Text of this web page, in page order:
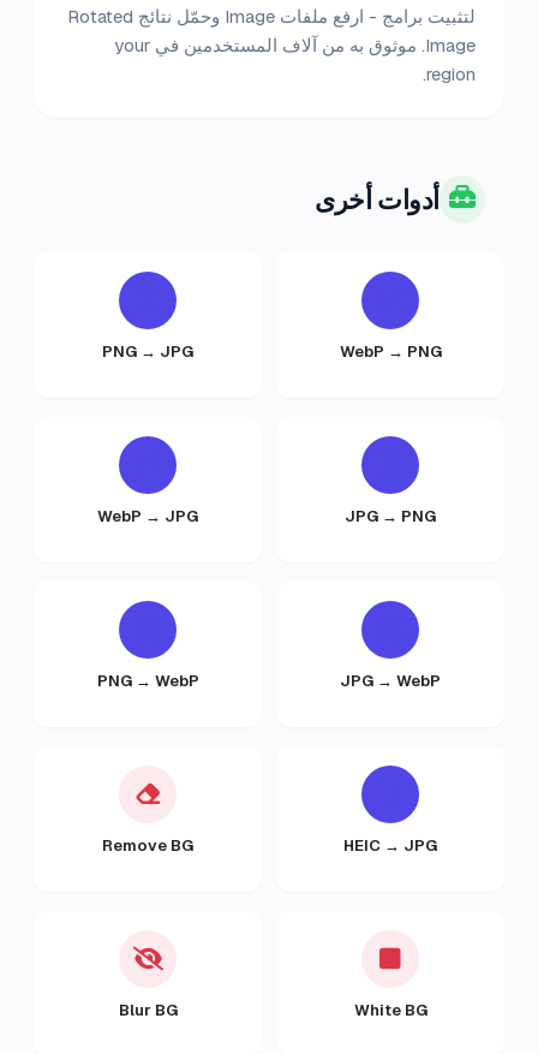
لتثبيت برامج - ارفع ملفات Image وحمّل نتائج Rotated
Image. موثوق به من آلاف المستخدمين في your
region.
أدوات أخرى
WebP → PNG
PNG → JPG
JPG → PNG
WebP → JPG
JPG → WebP
PNG → WebP
HEIC → JPG
Remove BG
White BG
Blur BG